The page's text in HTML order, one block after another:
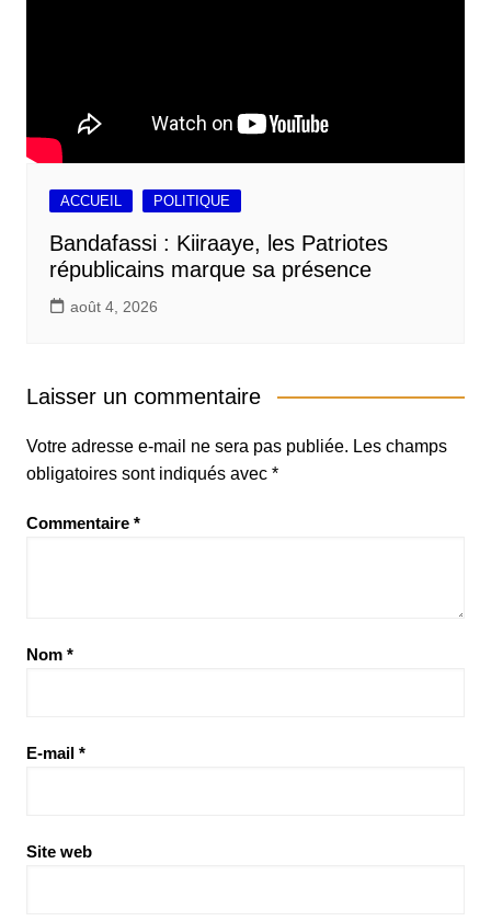
ACCUEIL POLITIQUE
Bandafassi : Kiiraaye, les Patriotes
républicains marque sa présence
août 4, 2026
Laisser un commentaire
Votre adresse e-mail ne sera pas publiée. Les champs
obligatoires sont indiqués avec *
Commentaire *
Nom *
E-mail *
Site web